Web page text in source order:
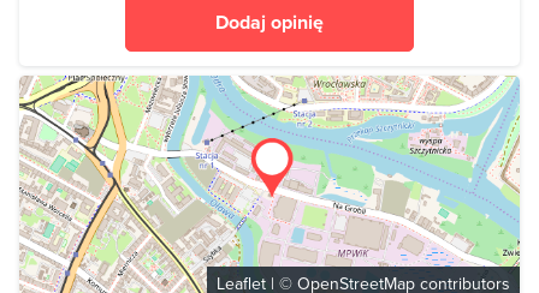
Dodaj opinię
Leaflet | © OpenStreetMap contributors